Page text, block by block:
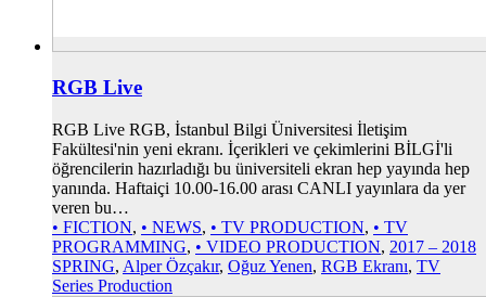
RGB Live
RGB Live RGB, İstanbul Bilgi Üniversitesi İletişim
Fakültesi'nin yeni ekranı. İçerikleri ve çekimlerini BİLGİ'li
öğrencilerin hazırladığı bu üniversiteli ekran hep yayında hep
yanında. Haftaiçi 10.00-16.00 arası CANLI yayınlara da yer
veren bu…
• FICTION, • NEWS, • TV PRODUCTION, • TV
PROGRAMMING, • VIDEO PRODUCTION, 2017 – 2018
SPRING, Alper Özçakır, Oğuz Yenen, RGB Ekranı, TV
Series Production